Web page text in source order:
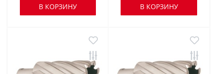
В КОРЗИНУ В КОРЗИНУ